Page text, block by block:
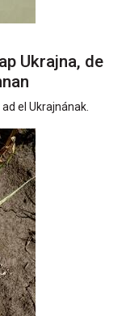
Ukrajna, de
el Ukrajnának.